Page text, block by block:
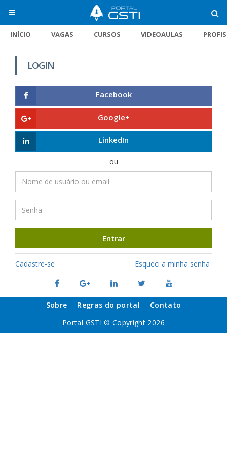
INÍCIO VAGAS CURSOS VIDEOAULAS
LOGIN
Facebook
Google+
LinkedIn
ou
Entrar
Cadastre-se Esqueci a minha senha
Sobre Regras do portal
Contato
Portal GSTI © Copyright 2026